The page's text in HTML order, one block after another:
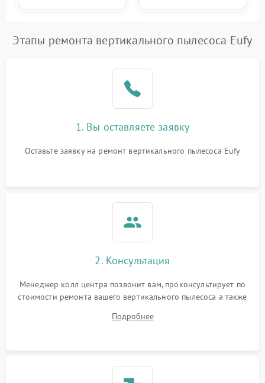
Этапы ремонта вертикального пылесоса Eufy
1. Вы оставляете заявку
Оставьте заявку на ремонт вертикального пылесоса Eufy
2. Консультация
Менеджер колл центра позвонит вам, проконсультирует по
стоимости ремонта вашего вертикального пылесоса а также
Подробнее